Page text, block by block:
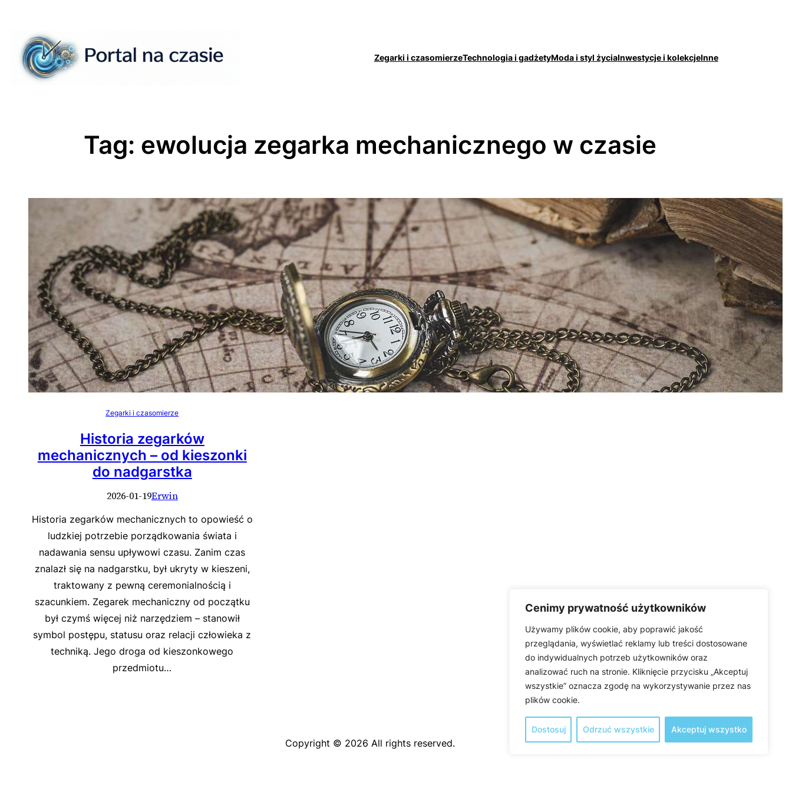
Cenimy prywatność użytkowników
Używamy plików cookie, aby poprawić jakość
przeglądania, wyświetlać reklamy lub treści dostosowane
do indywidualnych potrzeb użytkowników oraz
analizować ruch na stronie. Kliknięcie przycisku „Akceptuj
wszystkie” oznacza zgodę na wykorzystywanie przez nas
plików cookie.
Dostosuj Odrzuć wszystkie Akceptuj wszystko
treści
Zegarki i czasomierzeTechnologia i gadżetyModa i styl życiaInwestycje i kolekcjeInne
Tag: ewolucja zegarka mechanicznego w czasie
Zegarki i czasomierze
Historia zegarków
mechanicznych – od kieszonki
do nadgarstka
2026-01-19Erwin
Historia zegarków mechanicznych to opowieść o
ludzkiej potrzebie porządkowania świata i
nadawania sensu upływowi czasu. Zanim czas
znalazł się na nadgarstku, był ukryty w kieszeni,
traktowany z pewną ceremonialnością i
szacunkiem. Zegarek mechaniczny od początku
był czymś więcej niż narzędziem – stanowił
symbol postępu, statusu oraz relacji człowieka z
techniką. Jego droga od kieszonkowego
przedmiotu…
Copyright © 2026 All rights reserved.